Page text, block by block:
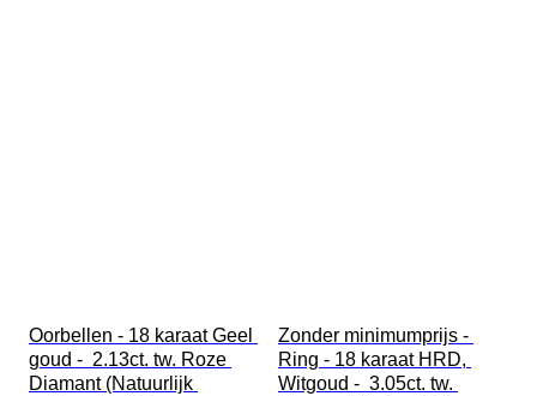
Oorbellen - 18 karaat Geel
goud -  2.13ct. tw. Roze
Diamant (Natuurlijk
Zonder minimumprijs -
Ring - 18 karaat HRD,
Witgoud -  3.05ct. tw.